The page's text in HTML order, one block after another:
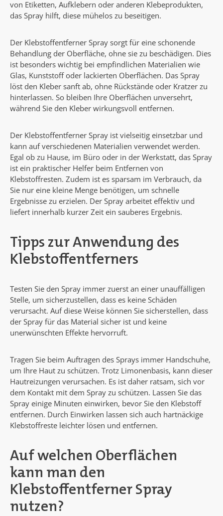
von Etiketten, Aufklebern oder anderen Klebeprodukten,
das Spray hilft, diese mühelos zu beseitigen.
Der Klebstoffentferner Spray sorgt für eine schonende
Behandlung der Oberfläche, ohne sie zu beschädigen. Dies
ist besonders wichtig bei empfindlichen Materialien wie
Glas, Kunststoff oder lackierten Oberflächen. Das Spray
löst den Kleber sanft ab, ohne Rückstände oder Kratzer zu
hinterlassen. So bleiben Ihre Oberflächen unversehrt,
während Sie den Kleber wirkungsvoll entfernen.
Der Klebstoffentferner Spray ist vielseitig einsetzbar und
kann auf verschiedenen Materialien verwendet werden.
Egal ob zu Hause, im Büro oder in der Werkstatt, das Spray
ist ein praktischer Helfer beim Entfernen von
Klebstoffresten. Zudem ist es sparsam im Verbrauch, da
Sie nur eine kleine Menge benötigen, um schnelle
Ergebnisse zu erzielen. Der Spray arbeitet effektiv und
liefert innerhalb kurzer Zeit ein sauberes Ergebnis.
Tipps zur Anwendung des
Klebstoffentferners
Testen Sie den Spray immer zuerst an einer unauffälligen
Stelle, um sicherzustellen, dass es keine Schäden
verursacht. Auf diese Weise können Sie sicherstellen, dass
der Spray für das Material sicher ist und keine
unerwünschten Effekte hervorruft.
Tragen Sie beim Auftragen des Sprays immer Handschuhe,
um Ihre Haut zu schützen. Trotz Limonenbasis, kann dieser
Hautreizungen verursachen. Es ist daher ratsam, sich vor
dem Kontakt mit dem Spray zu schützen. Lassen Sie das
Spray einige Minuten einwirken, bevor Sie den Klebstoff
entfernen. Durch Einwirken lassen sich auch hartnäckige
Klebstoffreste leichter lösen und entfernen.
Auf welchen Oberflächen
kann man den
Klebstoffentferner Spray
nutzen?